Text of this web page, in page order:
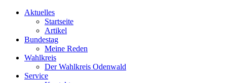
Aktuelles
Startseite
Artikel
Bundestag
Meine Reden
Wahlkreis
Der Wahlkreis Odenwald
Service